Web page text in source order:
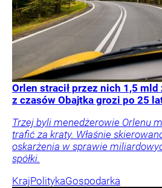
Orlen stracił przez nich 1,5 mld
z czasów Obajtka grozi po 25
Trzej byli menedżerowie Orlenu
trafić za kraty. Właśnie
oskarżenia w sprawie
spółki.
KrajPolitykaGospodarka